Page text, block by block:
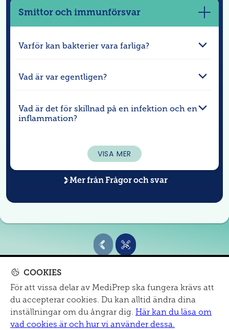
Visa
mer
Smittor och immunförsvar
Varför kan bakterier vara farliga?
Vad är var egentligen?
Vad är det för skillnad på en infektion och en
inflammation?
VISA MER
Mer frånFrågor och svar
MITT SJUKHUS
Om oss|mail@mediprep.se|Informationsmaterial
Cookies och dataskydd
Tillgänglighet
COOKIES
För att vissa delar av MediPrep ska fungera krävs att
du accepterar cookies. Du kan alltid ändra dina
inställningar om du ångrar dig. Här kan du läsa om
vad cookies är och hur vi använder dessa.